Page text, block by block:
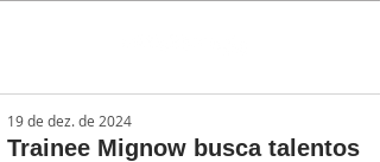
Trainee Mignow busca talentos
19 de dez. de 2024